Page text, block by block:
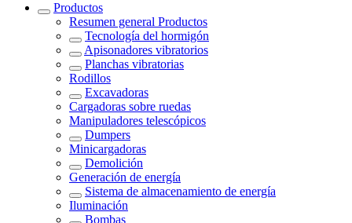
Productos
Resumen general Productos
Tecnología del hormigón
Apisonadores vibratorios
Planchas vibratorias
Rodillos
Excavadoras
Cargadoras sobre ruedas
Manipuladores telescópicos
Dumpers
Minicargadoras
Demolición
Generación de energía
Sistema de almacenamiento de energía
Iluminación
Bombas